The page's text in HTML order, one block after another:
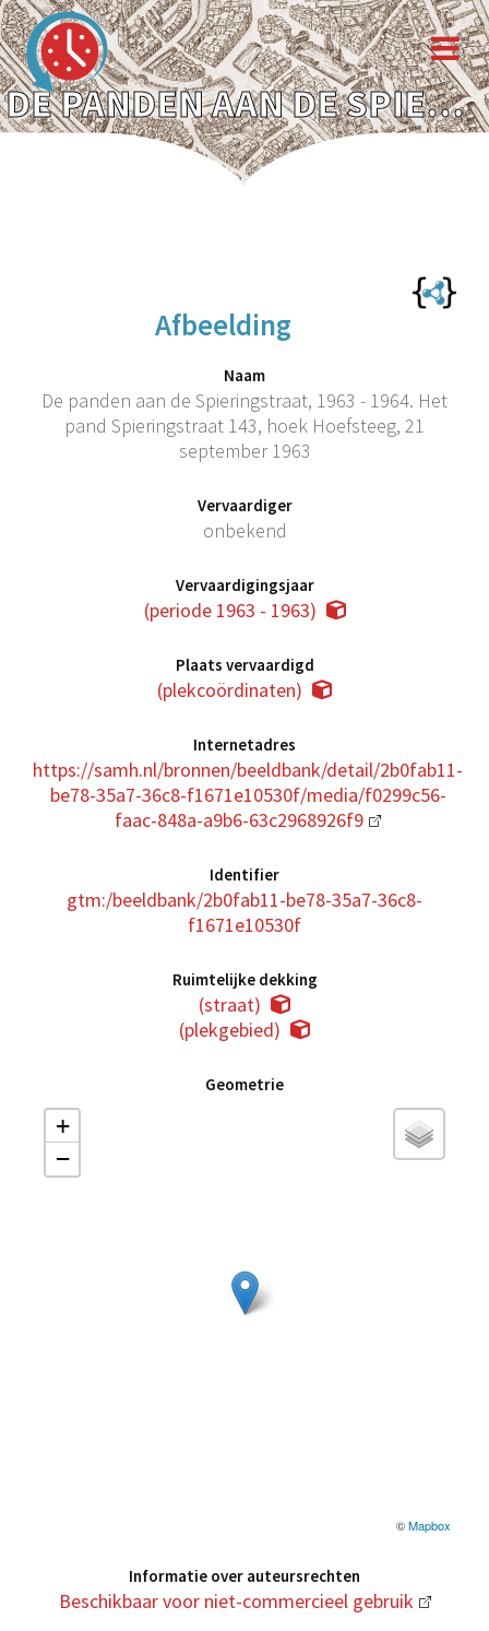
DE PANDEN AAN DE SPIERINGSTRAAT, 1963 - 1964. HET PAND SPIERINGSTRAAT 143, HOEK HOEFSTEEG, 21 SEPTEMBER 1963
Afbeelding
Naam
De panden aan de Spieringstraat, 1963 - 1964. Het
pand Spieringstraat 143, hoek Hoefsteeg, 21
september 1963
Vervaardiger
onbekend
Vervaardigingsjaar
(periode 1963 - 1963)
Plaats vervaardigd
(plekcoördinaten)
Internetadres
https://samh.nl/bronnen/beeldbank/detail/2b0fab11-
be78-35a7-36c8-f1671e10530f/media/f0299c56-
faac-848a-a9b6-63c2968926f9
Identifier
gtm:/beeldbank/2b0fab11-be78-35a7-36c8-
f1671e10530f
Ruimtelijke dekking
(straat)
(plekgebied)
Geometrie
+
−
©Mapbox
Informatie over auteursrechten
Beschikbaar voor niet-commercieel gebruik